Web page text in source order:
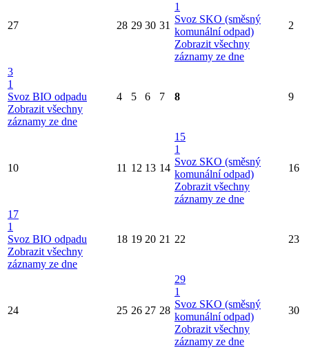
27 28 29 30 31
1
Svoz SKO (směsný
komunální odpad)
Zobrazit všechny
záznamy ze dne
2
3
1
Svoz BIO odpadu
Zobrazit všechny
záznamy ze dne
4 5 6 7 8 9
10 11 12 13 14
15
1
Svoz SKO (směsný
komunální odpad)
Zobrazit všechny
záznamy ze dne
16
17
1
Svoz BIO odpadu
Zobrazit všechny
záznamy ze dne
18 19 20 21 22 23
24 25 26 27 28
29
1
Svoz SKO (směsný
komunální odpad)
Zobrazit všechny
záznamy ze dne
30